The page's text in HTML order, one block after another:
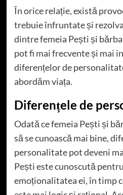
În orice relație, există
trebuie înfruntate și
dintre femeia Pești și
pot fi mai frecvente și mai
diferențelor de
abordăm viața.
Diferențele de
Odată ce femeia Pești și
să se cunoască mai bine,
personalitate pot deveni
Pești este cunoscută
emoționalitatea ei, în timp